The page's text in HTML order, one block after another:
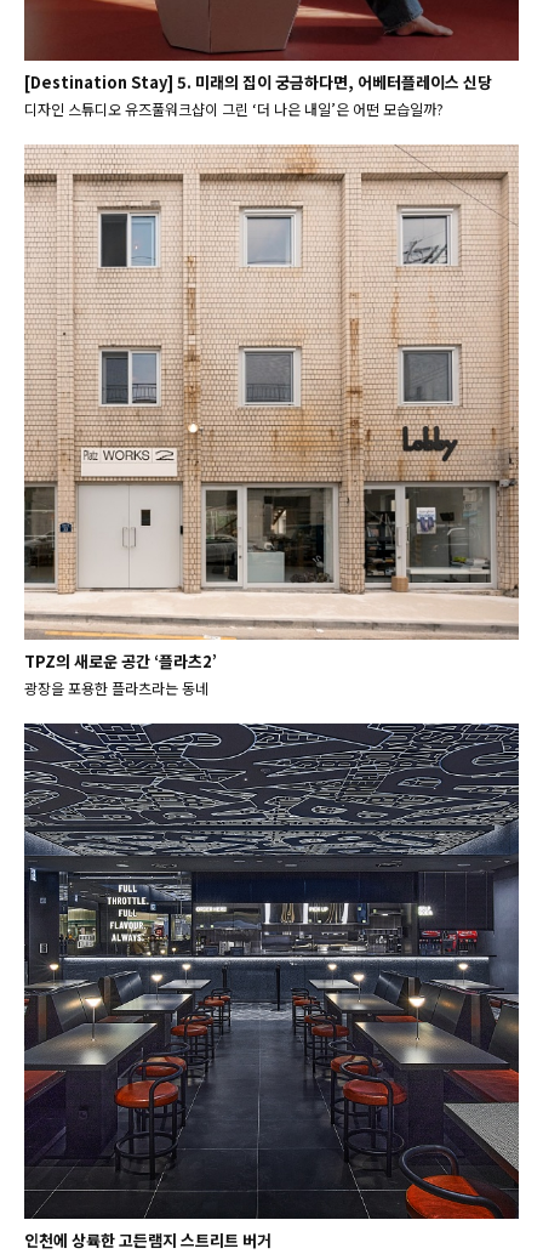
[Destination Stay] 5. 미래의 집이 궁금하다면, 어베터플레이스 신당
디자인 스튜디오 유즈풀워크샵이 그린 ‘더 나은 내일’은 어떤 모습일까?
TPZ의 새로운 공간 ‘플라츠2’
광장을 포용한 플라츠라는 동네
인천에 상륙한 고든램지 스트리트 버거